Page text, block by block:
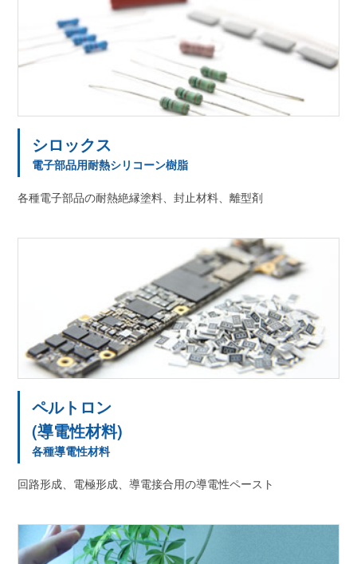
シロックス
電子部品用耐熱シリコーン樹脂
各種電子部品の耐熱絶縁塗料、封止材料、離型剤
ペルトロン
(導電性材料)
各種導電性材料
回路形成、電極形成、導電接合用の導電性ペースト